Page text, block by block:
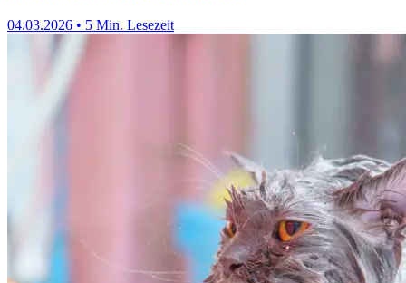
04.03.2026 • 5 Min. Lesezeit